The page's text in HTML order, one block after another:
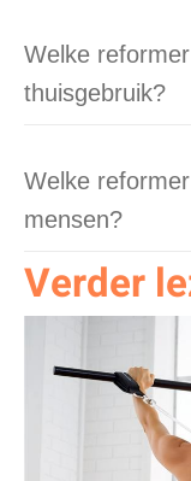
Welke
thuisgebruik?
Welke
mensen?
Verder